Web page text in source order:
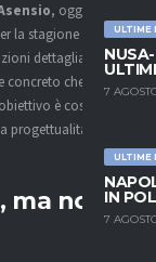
ULTIME
7
ULTIME
IN
7
, oggi al
la stagione in
dettagliate
concreto che
è costruire
progettualità
ma non